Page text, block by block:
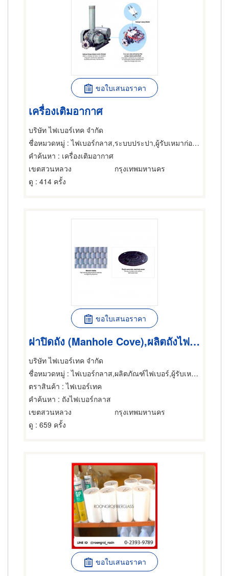
ขอใบเสนอราคา
เครื่องเติมอากาศ
บริษัท ไฟเบอร์เทค จำกัด
ชื่อหมวดหมู่ : ไฟเบอร์กลาส,ระบบประปา,ผู้รับเหมาก่อสร้าง
คำค้นหา : เครื่องเติมอากาศ
เขตสวนหลวง
กรุงเทพมหานคร
ดู : 414 ครั้ง
ขอใบเสนอราคา
ฝาปิดถัง (Manhole Cove),ผลิตถังไฟเบอร์กลาส
บริษัท ไฟเบอร์เทค จำกัด
ชื่อหมวดหมู่ : ไฟเบอร์กลาส,ผลิตภัณฑ์ไฟเบอร์,ผู้รับเหมาก่อสร้าง
ตราสินค้า : ไฟเบอร์เทค
คำค้นหา : ถังไฟเบอร์กลาส
เขตสวนหลวง
กรุงเทพมหานคร
ดู : 659 ครั้ง
ขอใบเสนอราคา